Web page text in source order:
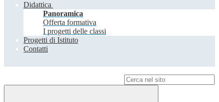
Didattica
Panoramica
Offerta formativa
I progetti delle classi
Progetti di Istituto
Contatti